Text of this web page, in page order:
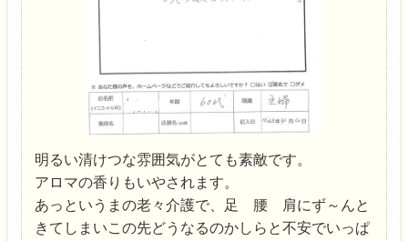
明るい清けつな雰囲気がとても素敵です。
アロマの香りもいやされます。
あっというまの老々介護で、足 腰 肩にず～んと
きてしまいこの先どうなるのかしらと不安でいっぱ